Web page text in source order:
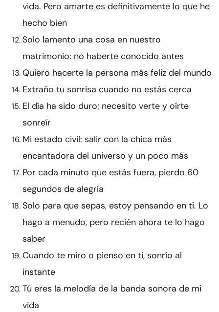
vida. Pero amarte es definitivamente lo que he
hecho bien
Solo lamento una cosa en nuestro
matrimonio: no haberte conocido antes
Quiero hacerte la persona más feliz del mundo
Extraño tu sonrisa cuando no estás cerca
El día ha sido duro; necesito verte y oírte
sonreír
Mi estado civil: salir con la chica más
encantadora del universo y un poco más
Por cada minuto que estás fuera, pierdo 60
segundos de alegría
Solo para que sepas, estoy pensando en ti. Lo
hago a menudo, pero recién ahora te lo hago
saber
Cuando te miro o pienso en ti, sonrío al
instante
Tú eres la melodía de la banda sonora de mi
vida